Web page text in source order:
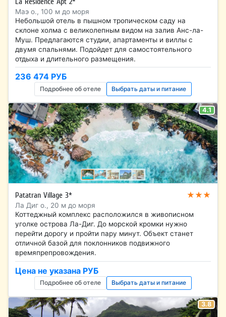
Маэ о., 100 м до моря
Небольшой отель в пышном тропическом саду на
склоне холма с великолепным видом на залив Анс-ла-
Муш. Предлагаются студии, апартаменты и виллы с
двумя спальнями. Подойдет для самостоятельного
отдыха и длительного размещения.
236 474 РУБ
Подробнее об отеле Выбрать даты и питание
4.1
Patatran Village 3* ★★★
Ла Диг о., 20 м до моря
Коттеджный комплекс расположился в живописном
уголке острова Ла-Диг. До морской кромки нужно
перейти дорогу и пройти пару минут. Объект станет
отличной базой для поклонников подвижного
времяпрепровождения.
Цена не указана РУБ
Подробнее об отеле Выбрать даты и питание
3.8